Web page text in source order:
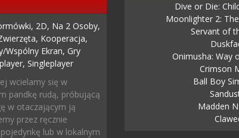
2D, Na 2 Osoby,
Kooperacja,
wspólny Ekran, Gry
Singleplayer
wcielamy się w
pandkę rudą, próbującą
w otaczającym ją
przez ręcznie
lub w lokalnym
Dive or Die:
Moonlighter 2:
Servant of
Onimusha: Way
Crimson
Ball Boy
Madden